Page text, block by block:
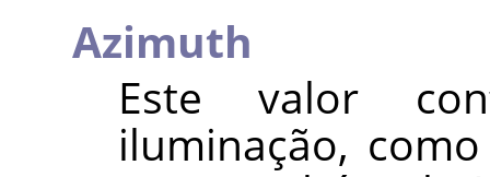
Azimuth
Este valor
iluminação,